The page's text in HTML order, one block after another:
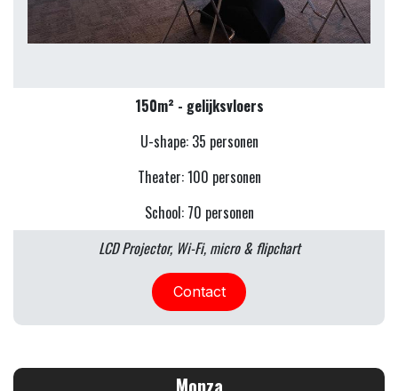
150m² - gelijksvloers
U-shape: 35 personen
Theater: 100 personen
School: 70 personen
LCD Projector, Wi-Fi, micro & flipchart
Contact
Monza